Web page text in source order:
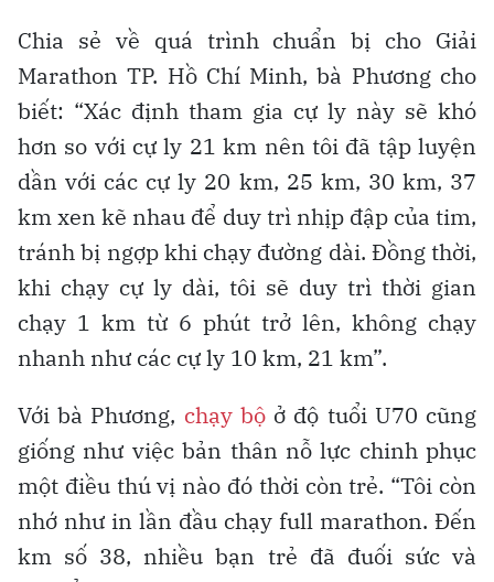
Chia sẻ về quá trình chuẩn bị cho Giải
Marathon TP. Hồ Chí Minh, bà Phương cho
biết: “Xác định tham gia cự ly này sẽ khó
hơn so với cự ly 21 km nên tôi đã tập luyện
dần với các cự ly 20 km, 25 km, 30 km, 37
km xen kẽ nhau để duy trì nhịp đập của tim,
tránh bị ngợp khi chạy đường dài. Đồng thời,
khi chạy cự ly dài, tôi sẽ duy trì thời gian
chạy 1 km từ 6 phút trở lên, không chạy
nhanh như các cự ly 10 km, 21 km”.
Với bà Phương, chạy bộở độ tuổi U70 cũng
giống như việc bản thân nỗ lực chinh phục
một điều thú vị nào đó thời còn trẻ. “Tôi còn
nhớ như in lần đầu chạy full marathon. Đến
km số 38, nhiều bạn trẻ đã đuối sức và